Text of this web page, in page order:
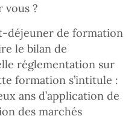
vous ?
déjeuner de formation
le bilan de
réglementation sur
formation s’intitule :
ans d’application de
des marchés